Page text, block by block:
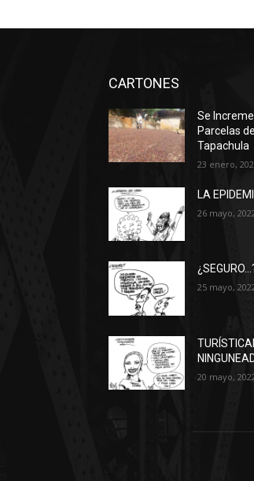
CARTONES
Se
Parcelas
Tapachula
23 enero,
LA
26 mayo,
25 mayo,
20 mayo,